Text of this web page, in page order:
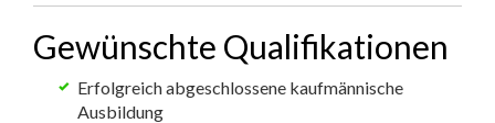
Gewünschte Qualifikationen
Erfolgreich abgeschlossene kaufmännische
Ausbildung